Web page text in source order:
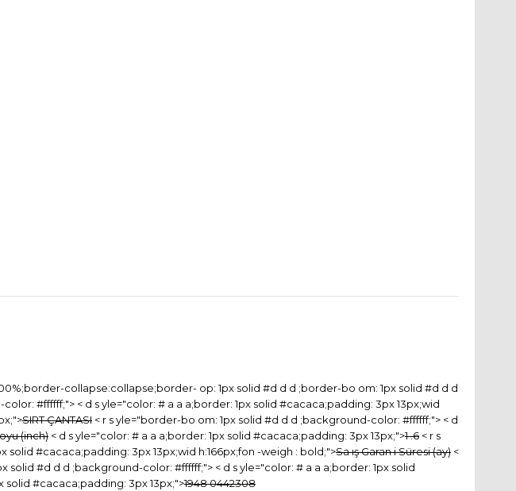
collapse:collapse;border- op: 1px solid #d d d ;border-bo om: 1px solid #d d d
#ffffff;"> < d s yle="color: # a a a;border: 1px solid #cacaca;padding: 3px 13px;wid
SIRT ÇANTASI < r s yle="border-bo om: 1px solid #d d d ;background-color: #ffffff;"> < d
(inch) < d s yle="color: # a a a;border: 1px solid #cacaca;padding: 3px 13px;">1 .6 < r s
#cacaca;padding: 3px 13px;wid h:166px;fon -weigh : bold;">Sa ış Garan i Süresi (ay) <
solid #d d d ;background-color: #ffffff;"> < d s yle="color: # a a a;border: 1px solid
solid #cacaca;padding: 3px 13px;">1948 0442308